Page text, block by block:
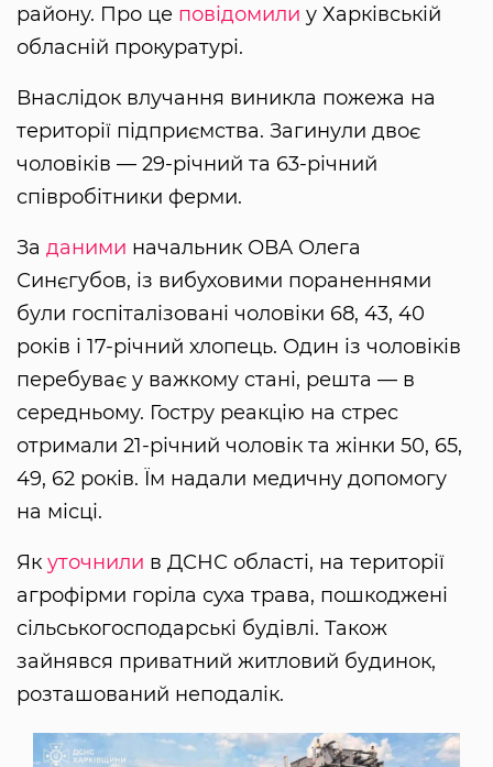
району. Про це повідомили у Харківській
обласній прокуратурі.
Внаслідок влучання виникла пожежа на
території підприємства. Загинули двоє
чоловіків — 29-річний та 63-річний
співробітники ферми.
За даними начальник ОВА Олега
Синєгубов, із вибуховими пораненнями
були госпіталізовані чоловіки 68, 43, 40
років і 17-річний хлопець. Один із чоловіків
перебуває у важкому стані, решта — в
середньому. Гостру реакцію на стрес
отримали 21-річний чоловік та жінки 50, 65,
49, 62 років. Їм надали медичну допомогу
на місці.
Як уточнили в ДСНС області, на території
агрофірми горіла суха трава, пошкоджені
сільськогосподарські будівлі. Також
зайнявся приватний житловий будинок,
розташований неподалік.